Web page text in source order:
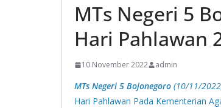
MTs Negeri 5
Hari Pahlawan
10 November 2022 admin
MTs Negeri 5 Bojonegoro (10/11/
Hari Pahlawan Pada Kementerian